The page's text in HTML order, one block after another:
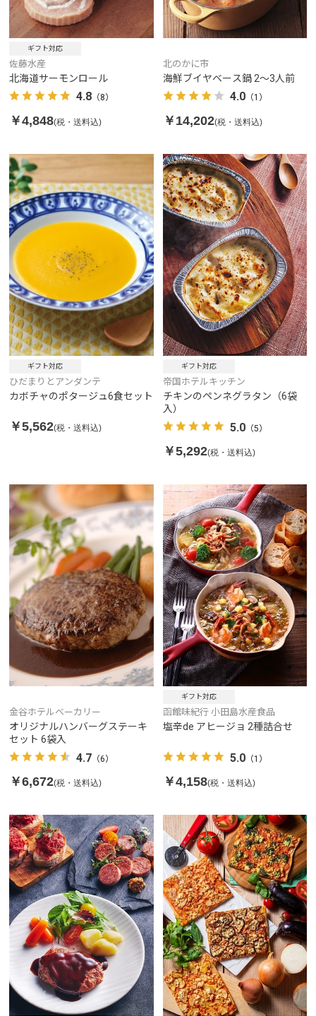
ギフト対応
佐藤水産
北海道サーモンロール
4.8 （8）
￥4,848(税・送料込)
北のかに市
海鮮ブイヤベース鍋 2～3人前
4.0（1）
￥14,202(税・送料込)
ギフト対応
ひだまりとアンダンテ
カボチャのポタージュ6食セット
￥5,562(税・送料込)
ギフト対応
帝国ホテルキッチン
チキンのペンネグラタン（6袋
入）
5.0（5）
￥5,292(税・送料込)
金谷ホテルベーカリー
オリジナルハンバーグステーキ
セット 6袋入
4.7 （6）
￥6,672(税・送料込)
ギフト対応
函館味紀行 小田島水産食品
塩辛de アヒージョ 2種詰合せ
5.0（1）
￥4,158(税・送料込)